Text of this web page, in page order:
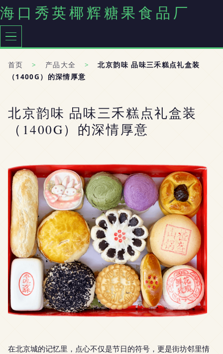
海口秀英椰辉糖果食品厂
首页 > 产品大全 >
北京韵味 品味三禾糕点礼盒装
（1400G）的深情厚意
北京韵味 品味三禾糕点礼盒装
（1400G）的深情厚意
在北京城的记忆里，点心不仅是节日的符号，更是街坊邻里情